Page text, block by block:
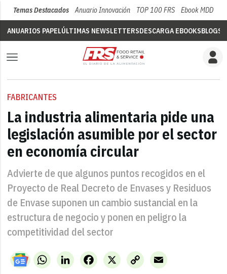
Temas Destacados Anuario Innovación TOP 100 FRS Ebook MDD
ANUARIOS PAPELÚLTIMAS NEWSLETTERSDESCARGA EBOOKSBLOGS
FABRICANTES
La industria alimentaria pide una
legislación asumible por el sector
en economía circular
Advierte de que algunos puntos recogidos en el
Proyecto de Real Decreto de Envases y Residuos
de Envase suponen un cambio sustancial en la
estructura de negocio y ponen en peligro la
competitividad del sector
WhatsAppLinkedIn X
Facebook
Copy
Link
Email